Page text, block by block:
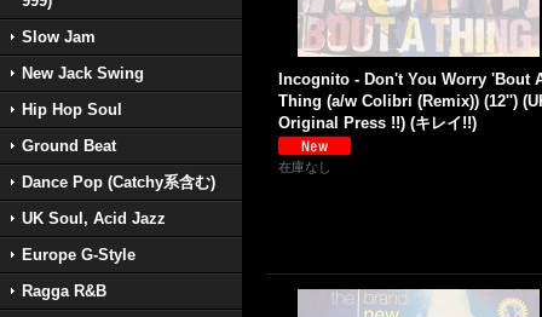
Slow Jam
New Jack Swing
Hip Hop Soul
Ground Beat
Dance Pop (Catchy系含む)
UK Soul, Acid Jazz
Europe G-Style
Ragga R&B
Incognito - Don't You Worry 'Bout
Thing (a/w Colibri (Remix)) (12'')
Original Press !!) (キレイ!!)
在庫なし